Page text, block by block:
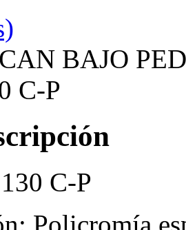
BAJO
C-P
C-P
Policromía